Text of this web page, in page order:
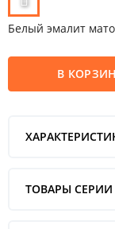
Белый эмалит
В
ТОВАРЫ СЕРИИ